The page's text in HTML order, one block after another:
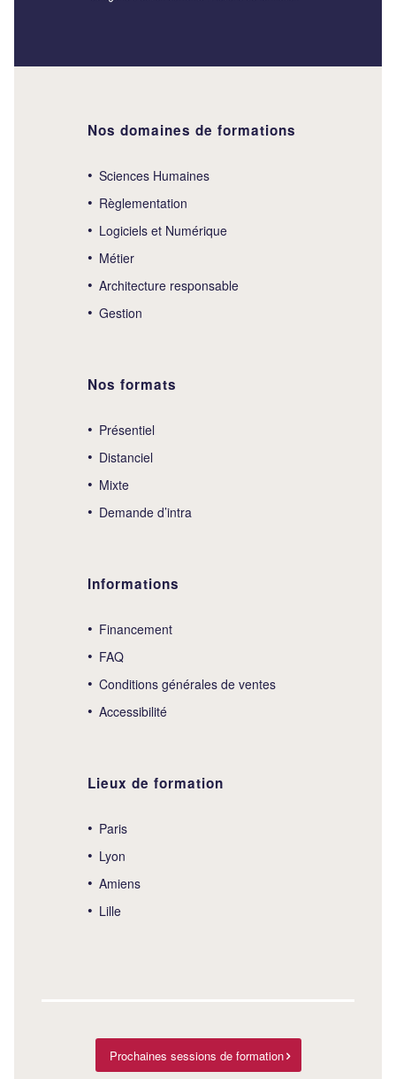
Nos domaines de formations
Sciences Humaines
Règlementation
Logiciels et Numérique
Métier
Architecture responsable
Gestion
Nos formats
Présentiel
Distanciel
Mixte
Demande d’intra
Informations
Financement
FAQ
Conditions générales de ventes
Accessibilité
Lieux de formation
Paris
Lyon
Amiens
Lille
Prochaines sessions de formation